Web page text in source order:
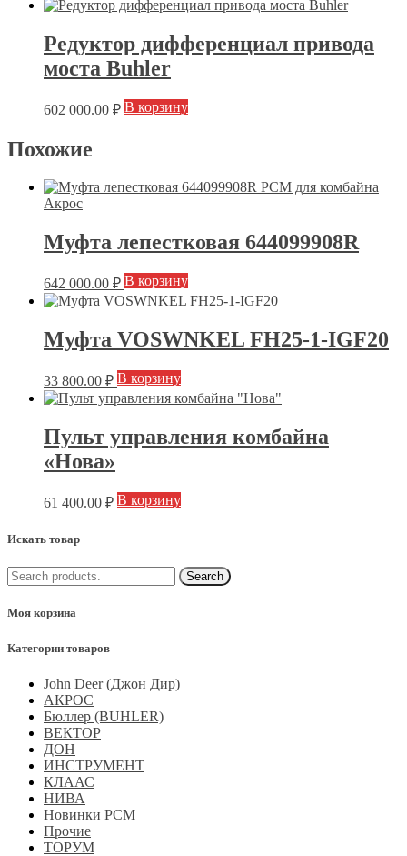
Редуктор дифференциал привода
моста Buhler
602 000.00 ₽ В корзину
Похожие
Муфта лепестковая 644099908R
642 000.00 ₽ В корзину
Муфта VOSWNKEL FH25-1-IGF20
33 800.00 ₽ В корзину
Пульт управления комбайна
«Нова»
61 400.00 ₽ В корзину
Искать товар
Моя корзина
Категории товаров
John Deer (Джон Дир)
АКРОС
Бюллер (BUHLER)
ВЕКТОР
ДОН
ИНСТРУМЕНТ
КЛААС
НИВА
Новинки РСМ
Прочие
ТОРУМ